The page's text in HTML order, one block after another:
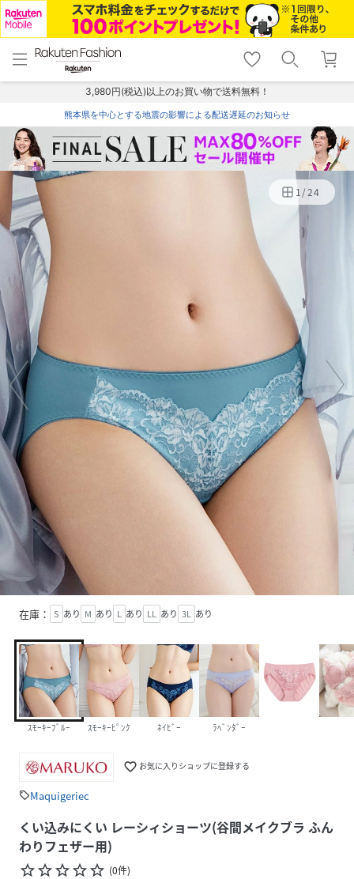
menu home
トップ
shopping_cart lock_outline
ログイン
3,980円(税込)以上のお買い物で送料無料！
熊本県を中心とする地震の影響による配送遅延のお知らせ
1/24
在庫： S あり M あり L あり LL あり 3L あり
ｽﾓｰｷｰﾌﾞﾙｰ ｽﾓｰｷｰﾋﾟﾝｸ ﾈｲﾋﾞｰ ﾗﾍﾞﾝﾀﾞｰ
favorite_border お気に入りショップに登録する
sellMaquigeriec
くい込みにくい レーシィショーツ(谷間メイクブラ ふん
わりフェザー用)
star_borderstar_borderstar_borderstar_borderstar_border (0件)